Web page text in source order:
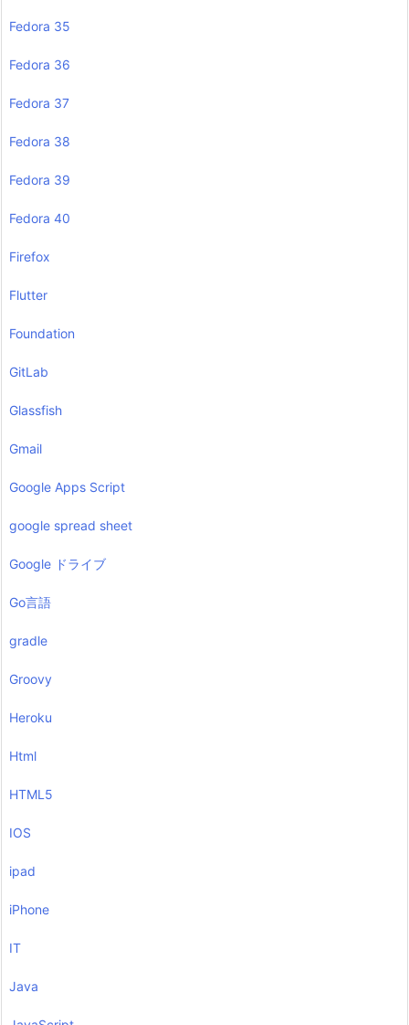
Fedora 35
Fedora 36
Fedora 37
Fedora 38
Fedora 39
Fedora 40
Firefox
Flutter
Foundation
GitLab
Glassfish
Gmail
Google Apps Script
google spread sheet
Google ドライブ
Go言語
gradle
Groovy
Heroku
Html
HTML5
IOS
ipad
iPhone
IT
Java